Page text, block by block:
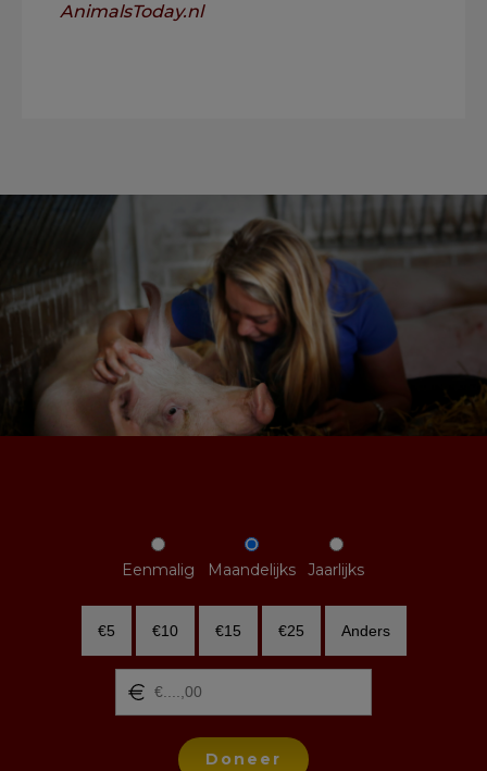
AnimalsToday.nl
Eenmalig Maandelijks Jaarlijks
€5 €10 €15 €25 Anders
Doneer